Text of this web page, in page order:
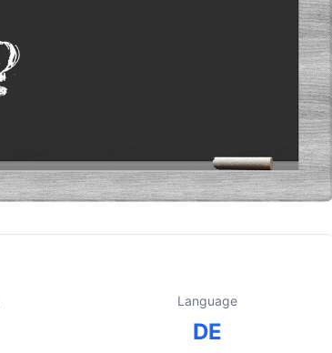
Language
DE